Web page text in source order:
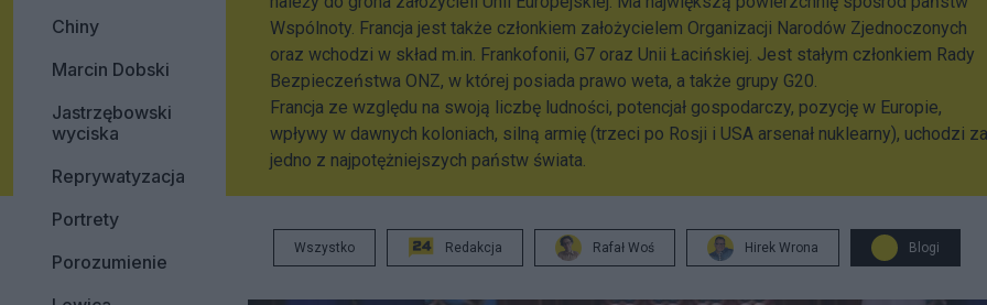
Chiny
Marcin Dobski
Jastrzębowski
wyciska
Reprywatyzacja
Portrety
Porozumienie
Wspólnoty. Francja jest także członkiem założycielem Organizacji Narodów Zjednoczonych
oraz wchodzi w skład m.in. Frankofonii, G7 oraz Unii Łacińskiej. Jest stałym członkiem Rady
Bezpieczeństwa ONZ, w której posiada prawo weta, a także grupy G20.
Francja ze względu na swoją liczbę ludności, potencjał gospodarczy, pozycję w Europie,
wpływy w dawnych koloniach, silną armię (trzeci po Rosji i USA arsenał nuklearny), uchodzi za
jedno z najpotężniejszych państw świata.
Wszystko Redakcja Rafał Woś Hirek Wrona Blogi